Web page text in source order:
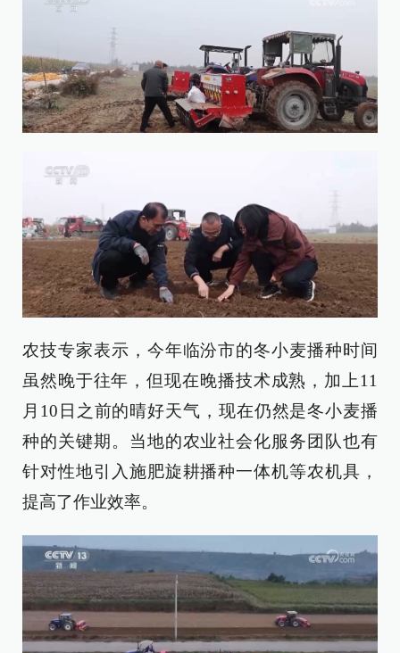
农技专家表示，今年临汾市的冬小麦播种时间
虽然晚于往年，但现在晚播技术成熟，加上11
月10日之前的晴好天气，现在仍然是冬小麦播
种的关键期。当地的农业社会化服务团队也有
针对性地引入施肥旋耕播种一体机等农机具，
提高了作业效率。